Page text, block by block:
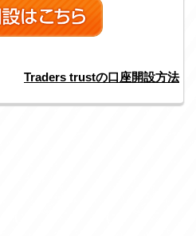
Traders trustの口座開設方法